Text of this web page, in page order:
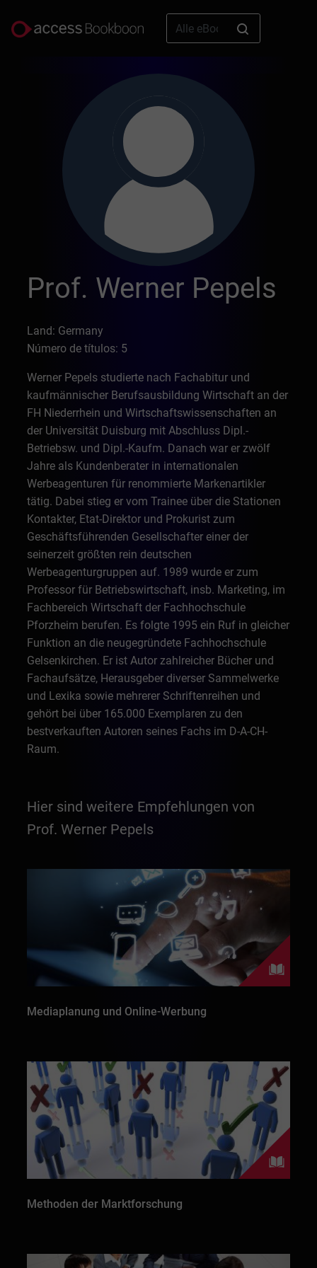
Prof. Werner Pepels
Land: Germany
Número de títulos: 5
Werner Pepels studierte nach Fachabitur und
kaufmännischer Berufsausbildung Wirtschaft an der
FH Niederrhein und Wirtschaftswissenschaften an
der Universität Duisburg mit Abschluss Dipl.-
Betriebsw. und Dipl.-Kaufm. Danach war er zwölf
Jahre als Kundenberater in internationalen
Werbeagenturen für renommierte Markenartikler
tätig. Dabei stieg er vom Trainee über die Stationen
Kontakter, Etat-Direktor und Prokurist zum
Geschäftsführenden Gesellschafter einer der
seinerzeit größten rein deutschen
Werbeagenturgruppen auf. 1989 wurde er zum
Professor für Betriebswirtschaft, insb. Marketing, im
Fachbereich Wirtschaft der Fachhochschule
Pforzheim berufen. Es folgte 1995 ein Ruf in gleicher
Funktion an die neugegründete Fachhochschule
Gelsenkirchen. Er ist Autor zahlreicher Bücher und
Fachaufsätze, Herausgeber diverser Sammelwerke
und Lexika sowie mehrerer Schriftenreihen und
gehört bei über 165.000 Exemplaren zu den
bestverkauften Autoren seines Fachs im D-A-CH-
Raum.
Hier sind weitere Empfehlungen von
Prof. Werner Pepels
Mediaplanung und Online-Werbung
Methoden der Marktforschung